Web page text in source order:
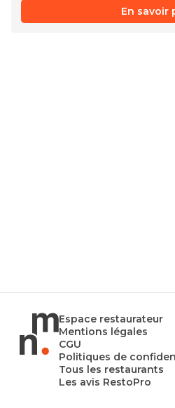
En savoir
Espace restaurateur
Mentions légales
CGU
Politiques de
Tous les restaurants
Les avis RestoPro